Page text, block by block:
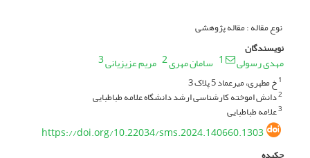
نوع مقاله : مقاله پژوهشی
نویسندگان
مهدی رسولی 1 سامان مهری2 مریم عزیزیانی3
1خ مطهری، میرعماد 5 پلاک 3
2دانش اموخته کارشناسی ارشد دانشگاه علامه طباطبایی
3علامه طباطبایی
https://doi.org/10.22034/sms.2024.140660.1303